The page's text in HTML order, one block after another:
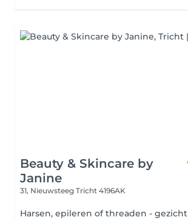
Beauty & Skincare by
Janine
31, Nieuwsteeg Tricht 4196AK
Harsen, epileren of threaden - gezicht